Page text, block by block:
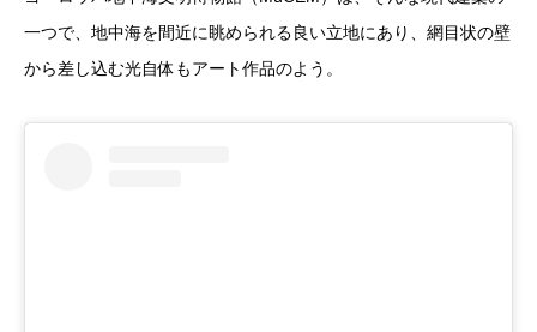
一つで、地中海を間近に眺められる良い立地にあり、網目状の壁
から差し込む光自体もアート作品のよう。